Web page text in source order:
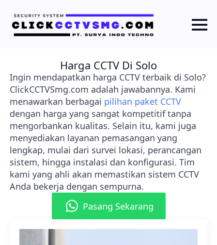
Harga CCTV Di Solo
Ingin mendapatkan harga CCTV terbaik di Solo?
ClickCCTVSmg.com adalah jawabannya. Kami
menawarkan berbagai pilihan paket CCTV
dengan harga yang sangat kompetitif tanpa
mengorbankan kualitas. Selain itu, kami juga
menyediakan layanan pemasangan yang
lengkap, mulai dari survei lokasi, perancangan
sistem, hingga instalasi dan konfigurasi. Tim
kami yang ahli akan memastikan sistem CCTV
Anda bekerja dengan sempurna.
Pasang Sekarang